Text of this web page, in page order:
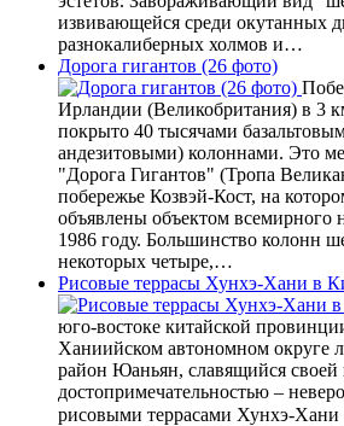
извивающейся среди окутанных
разнокалиберных холмов и…
Дорога гигантов (26 фото)
Ирландии (Великобритания) в 3
покрыто 40 тысячами
андезитовыми) колоннами. Это
"Дорога Гигантов" (Тропа
побережье Козвэй-Кост, на
объявлены объектом
1986 году. Большинство колонн
некоторых четыре,…
Рисовые террасы Хунхэ-Хани в
юго-востоке китайской
Ханиийском автономном округе
район Юаньян, славящийся своей
достопримечательностью –
рисовыми террасами Хунхэ-